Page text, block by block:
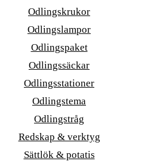
Odlingskrukor
Odlingslampor
Odlingspaket
Odlingssäckar
Odlingsstationer
Odlingstema
Odlingstråg
Redskap & verktyg
Sättlök & potatis